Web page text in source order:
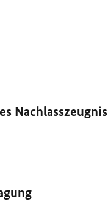
Nachlasszeugnis